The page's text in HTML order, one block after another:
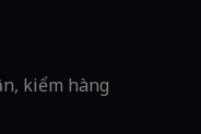
kiểm hàng